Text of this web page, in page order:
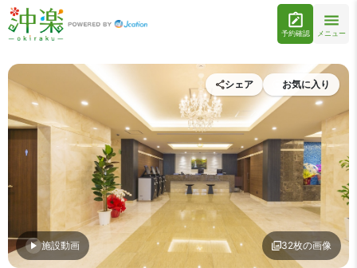
予約確認 メニュー
施設動画
シェア お気に入り
32枚の画像